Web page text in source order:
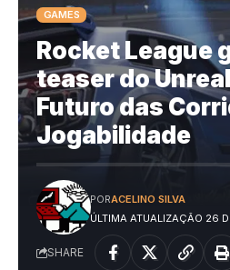
GAMES
Rocket League
teaser do
Futuro das
Jogabilidade
ÚLTIMA ATUALIZAÇÃO 26
PORACELINO SILVA
SHARE